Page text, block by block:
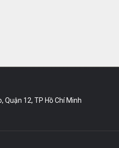
Quận 12, TP Hồ Chí Minh